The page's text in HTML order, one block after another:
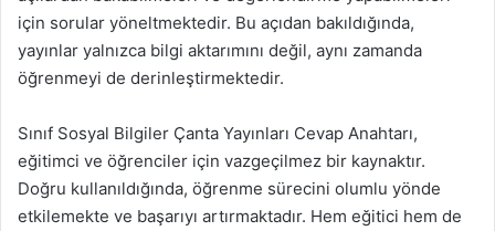
için sorular yöneltmektedir. Bu açıdan bakıldığında,
yayınlar yalnızca bilgi aktarımını değil, aynı zamanda
öğrenmeyi de derinleştirmektedir.
Sınıf Sosyal Bilgiler Çanta Yayınları Cevap Anahtarı,
eğitimci ve öğrenciler için vazgeçilmez bir kaynaktır.
Doğru kullanıldığında, öğrenme sürecini olumlu yönde
etkilemekte ve başarıyı artırmaktadır. Hem eğitici hem de